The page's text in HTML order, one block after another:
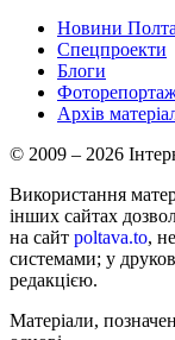
Новини
Спецпроекти
Блоги
Архів
© 2009 – 2026
Використання
інших сайтах
на сайт poltava.to,
системами; у
редакцією.
Матеріали,